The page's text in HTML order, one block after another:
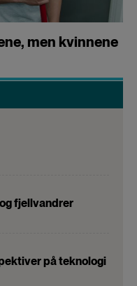
men kvinnene
fjellvandrer
på teknologi